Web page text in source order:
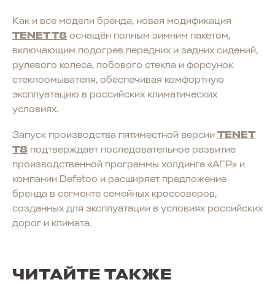
Как и все модели бренда, новая модификация
TENET T8 оснащён полным зимним пакетом,
включающим подогрев передних и задних сидений,
рулевого колеса, лобового стекла и форсунок
стеклоомывателя, обеспечивая комфортную
эксплуатацию в российских климатических
условиях.
Запуск производства пятиместной версии TENET
T8 подтверждает последовательное развитие
производственной программы холдинга «АГР» и
компании Defetoo и расширяет предложение
бренда в сегменте семейных кроссоверов,
созданных для эксплуатации в условиях российских
дорог и климата.
ЧИТАЙТЕ ТАКЖЕ